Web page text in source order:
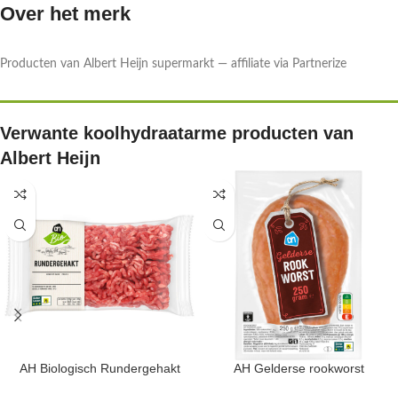
Over het merk
Producten van Albert Heijn supermarkt — affiliate via Partnerize
Verwante koolhydraatarme producten van
Albert Heijn
AH Biologisch Rundergehakt AH Gelderse rookworst